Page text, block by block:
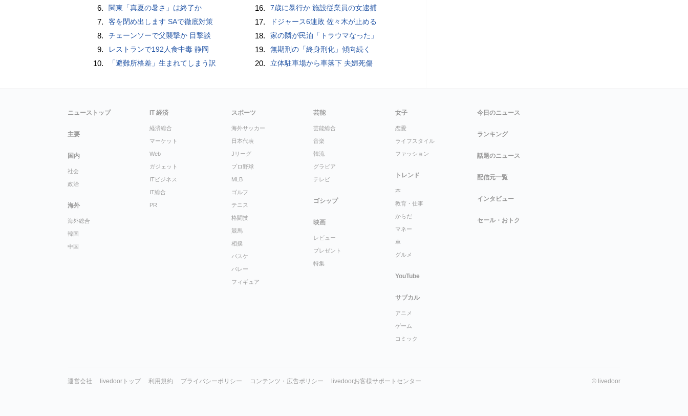
6. 関東「真夏の暑さ」は終了か
7. 客を閉め出します SAで徹底対策
8. チェーンソーで父襲撃か 目撃談
9. レストランで192人食中毒 静岡
10. 「避難所格差」生まれてしまう訳
16. 7歳に暴行か 施設従業員の女逮捕
17. ドジャース6連敗 佐々木が止める
18. 家の隣が民泊「トラウマなった」
19. 無期刑の「終身刑化」傾向続く
20. 立体駐車場から車落下 夫婦死傷
ニューストップ
主要
国内
社会
政治
海外
海外総合
韓国
中国
IT 経済
経済総合
マーケット
Web
ガジェット
ITビジネス
IT総合
PR
スポーツ
海外サッカー
日本代表
Jリーグ
プロ野球
MLB
ゴルフ
テニス
格闘技
競馬
相撲
バスケ
バレー
フィギュア
芸能
芸能総合
音楽
韓流
グラビア
テレビ
ゴシップ
映画
レビュー
プレゼント
特集
女子
恋愛
ライフスタイル
ファッション
トレンド
本
教育・仕事
からだ
マネー
車
グルメ
YouTube
サブカル
アニメ
ゲーム
コミック
今日のニュース
ランキング
話題のニュース
配信元一覧
インタビュー
セール・おトク
運営会社 livedoorトップ 利用規約 プライバシーポリシー コンテンツ・広告ポリシー livedoorお客様サポートセンター © livedoor